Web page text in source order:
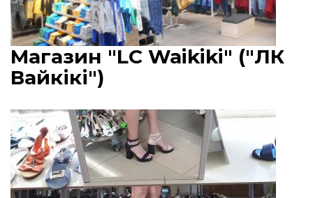
Магазин "LC Waikiki" ("ЛК
Вайкікі")